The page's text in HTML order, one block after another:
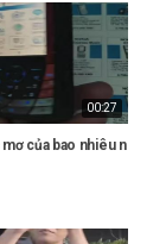
vẫn còn vang trong ký
00:27
của bao nhiêu người